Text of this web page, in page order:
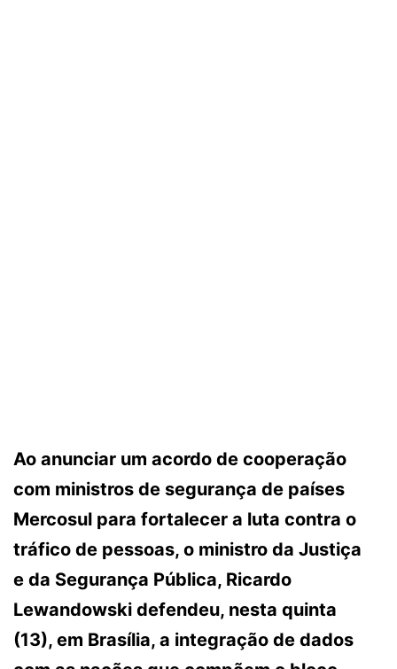
Ao anunciar um acordo de cooperação
com ministros de segurança de países
Mercosul para fortalecer a luta contra o
tráfico de pessoas, o ministro da Justiça
e da Segurança Pública, Ricardo
Lewandowski defendeu, nesta quinta
(13), em Brasília, a integração de dados